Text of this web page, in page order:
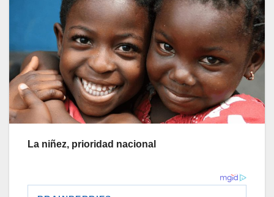
La niñez, prioridad nacional